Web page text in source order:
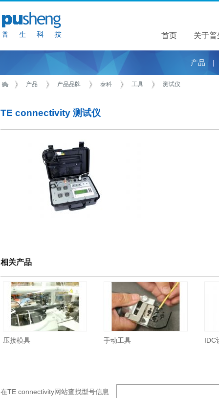
首页 关于普
关于普
产品
产品 产品品牌 泰科 工具 测试仪
TE connectivity 测试仪
相关产品
压接模具 手动工具 IDC
在TE connectivity网站查找型号信息